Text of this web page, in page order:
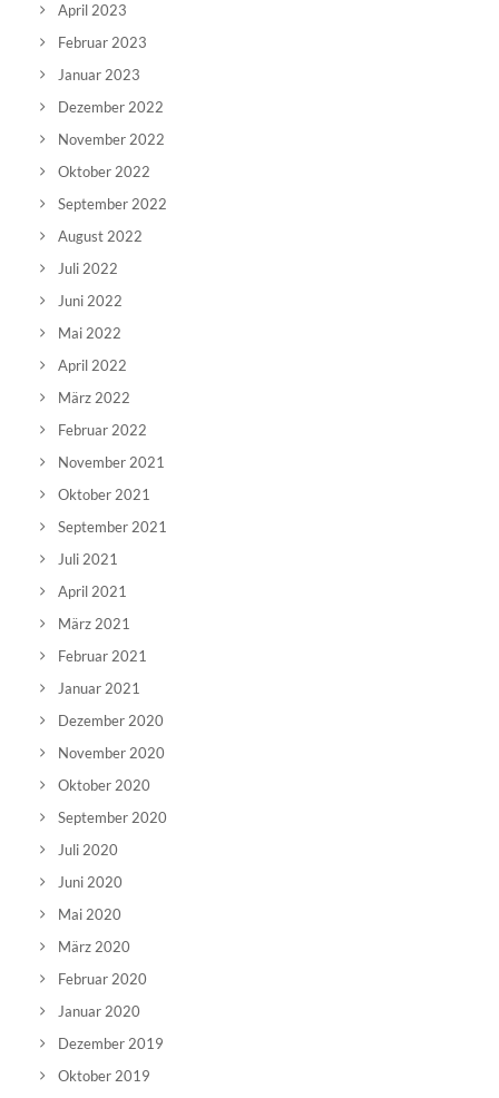
April 2023
Februar 2023
Januar 2023
Dezember 2022
November 2022
Oktober 2022
September 2022
August 2022
Juli 2022
Juni 2022
Mai 2022
April 2022
März 2022
Februar 2022
November 2021
Oktober 2021
September 2021
Juli 2021
April 2021
März 2021
Februar 2021
Januar 2021
Dezember 2020
November 2020
Oktober 2020
September 2020
Juli 2020
Juni 2020
Mai 2020
März 2020
Februar 2020
Januar 2020
Dezember 2019
Oktober 2019